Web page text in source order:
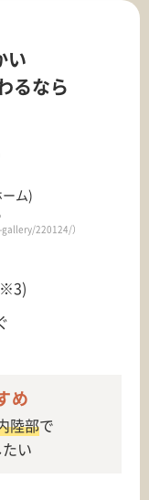
い
るなら
220124/）
め
陸部で
い